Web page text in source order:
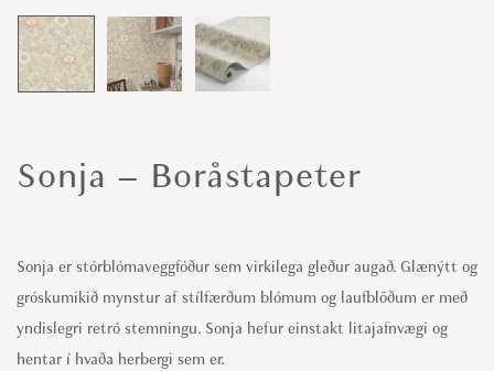
Sonja – Boråstapeter
Sonja er stórblómaveggfóður sem virkilega gleður augað. Glænýtt og
gróskumikið mynstur af stílfærðum blómum og laufblöðum er með
yndislegri retró stemningu. Sonja hefur einstakt litajafnvægi og
hentar í hvaða herbergi sem er.